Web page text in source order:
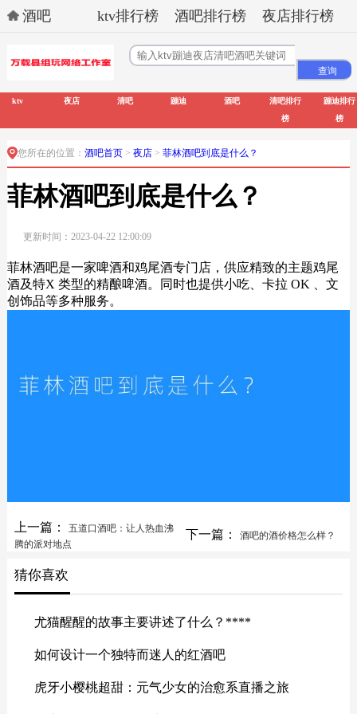
酒吧 ktv排行榜 酒吧排行榜 夜店排行榜
ktv 夜店 清吧 蹦迪 酒吧
清吧排行
榜
蹦迪排行
榜
您所在的位置： 酒吧首页> 夜店 > 菲林酒吧到底是什么？
菲林酒吧到底是什么？
更新时间：2023-04-22 12:00:09
菲林酒吧是一家啤酒和鸡尾酒专门店，供应精致的主题鸡尾
酒及特X 类型的精酿啤酒。同时也提供小吃、卡拉 OK 、文
创饰品等多种服务。
上一篇：
五道口酒吧：让人热血沸
腾的派对地点
下一篇： 酒吧的酒价格怎么样？
猜你喜欢
尤猫醒醒的故事主要讲述了什么？****
如何设计一个独特而迷人的红酒吧
虎牙小樱桃超甜：元气少女的治愈系直播之旅